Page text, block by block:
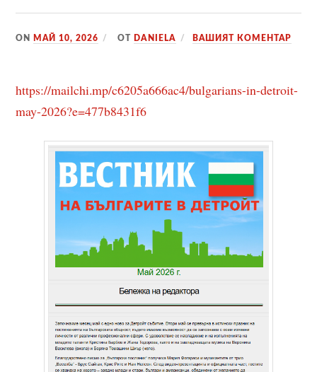
ON МАЙ 10, 2026 ОТ DANIELA ВАШИЯТ КОМЕНТАР
https://mailchi.mp/c6205a666ac4/bulgarians-in-detroit-
may-2026?e=477b8431f6